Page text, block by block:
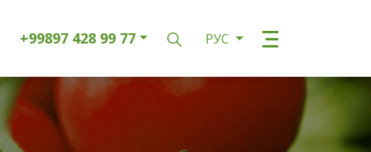
+99897 428 99 77 РУС